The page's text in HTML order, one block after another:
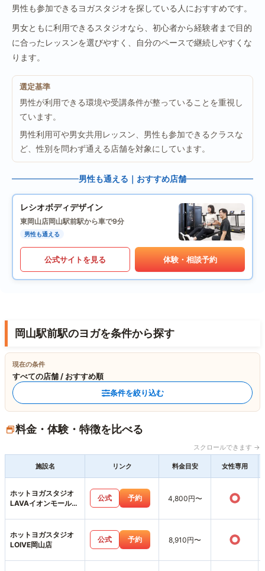
男性も参加できるヨガスタジオを探している人におすすめです。
男女ともに利用できるスタジオなら、初心者から経験者まで目的
に合ったレッスンを選びやすく、自分のペースで継続しやすくな
ります。
選定基準
男性が利用できる環境や受講条件が整っていることを重視し
ています。
男性利用可や男女共用レッスン、男性も参加できるクラスな
ど、性別を問わず通える店舗を対象にしています。
男性も通える｜おすすめ店舗
レシオボディデザイン
東岡山店岡山駅前駅から車で9分
男性も通える
公式サイトを見る 体験・相談予約
岡山駅前駅のヨガを条件から探す
現在の条件
すべての店舗 / おすすめ順
条件を絞り込む
料金・体験・特徴を比べる
スクロールできます →
施設名 リンク 料金目安 女性専用
ホットヨガスタジオ
LAVAイオンモール岡
公式 予約 4,800円〜 ○
ホットヨガスタジオ
LOIVE岡山店
公式 予約 8,910円〜 ○